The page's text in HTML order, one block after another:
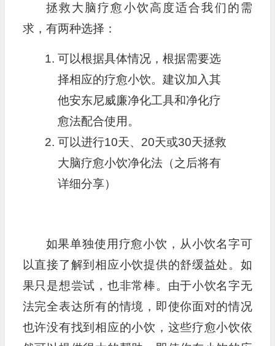
拯救大脑疗愈小饮高度适合我们的需
求，有两种选择：
可以根据具体情况，根据需要选
择相应的疗愈小饮。建议加入其
他安东尼威廉净化工具和净化疗
愈法配合使用。
可以进行10天、20天或30天拯救
大脑疗愈小饮净化法（之后将有
详细分享）
如果单独使用疗愈小饮，从小饮名字可
以直接了解到相应小饮提供的舒缓益处。如
果只是想尝试，也非常棒。由于小饮名字无
法完全表达所有的情境，即使你面对的情况
也许没有找到相应的小饮，这些疗愈小饮依